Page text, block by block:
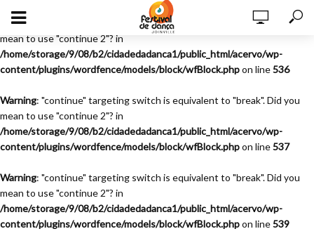
Warning
: "continue" targeting switch is equivalent to "break". Did you
mean to use "continue 2"? in
/home/storage/9/08/b2/cidadedadanca1/public_html/acervo/wp-
content/plugins/wordfence/models/block/wfBlock.phpon line536
Warning: "continue" targeting switch is equivalent to "break". Did you
mean to use "continue 2"? in
/home/storage/9/08/b2/cidadedadanca1/public_html/acervo/wp-
content/plugins/wordfence/models/block/wfBlock.phpon line537
Warning: "continue" targeting switch is equivalent to "break". Did you
mean to use "continue 2"? in
/home/storage/9/08/b2/cidadedadanca1/public_html/acervo/wp-
content/plugins/wordfence/models/block/wfBlock.phpon line539